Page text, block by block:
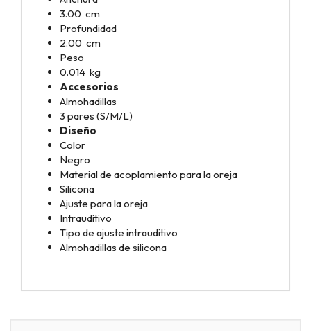
3.00 cm
Profundidad
2.00 cm
Peso
0.014 kg
Accesorios
Almohadillas
3 pares (S/M/L)
Diseño
Color
Negro
Material de acoplamiento para la oreja
Silicona
Ajuste para la oreja
Intrauditivo
Tipo de ajuste intrauditivo
Almohadillas de silicona